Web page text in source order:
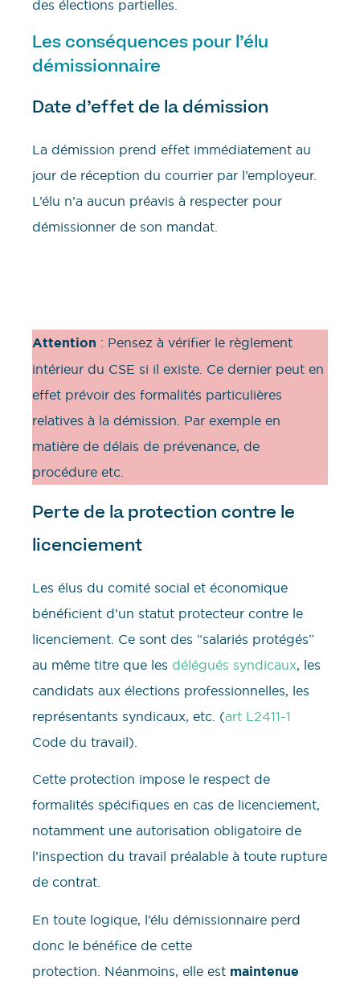
des élections partielles.
Les conséquences pour l’élu
démissionnaire
Date d’effet de la démission
La démission prend effet immédiatement au
jour de réception du courrier par l’employeur.
L’élu n’a aucun préavis à respecter pour
démissionner de son mandat.
Attention : Pensez à vérifier le règlement
intérieur du CSE si il existe. Ce dernier peut en
effet prévoir des formalités particulières
relatives à la démission. Par exemple en
matière de délais de prévenance, de
procédure etc.
Perte de la protection contre le
licenciement
Les élus du comité social et économique
bénéficient d’un statut protecteur contre le
licenciement. Ce sont des “salariés protégés”
au même titre que les délégués syndicaux, les
candidats aux élections professionnelles, les
représentants syndicaux, etc. (art L2411-1
Code du travail).
Cette protection impose le respect de
formalités spécifiques en cas de licenciement,
notamment une autorisation obligatoire de
l’inspection du travail préalable à toute rupture
de contrat.
En toute logique, l’élu démissionnaire perd
donc le bénéfice de cette
protection. Néanmoins, elle est maintenue